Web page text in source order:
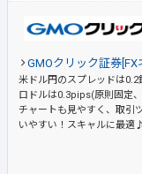
GMOクリック証券[FX
米ドル円のスプレッドは0.2
ロドルは0.3pips(原則固定
チャートも見やすく、取引
いやすい！スキャルに最適♪